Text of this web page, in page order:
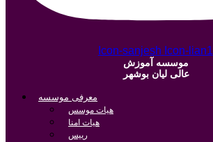
Icon-sanjesh Icon-lian1
موسسه آموزش
عالی لیان بوشهر
معرفی موسسه
هیات موسس
هیات امنا
رییس